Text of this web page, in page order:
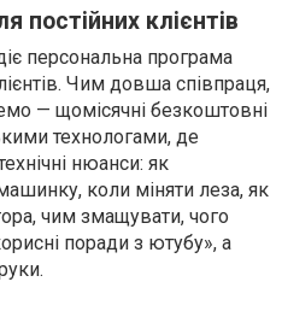
постійних клієнтів
персональна програма
Чим довша співпраця,
— щомісячні безкоштовні
технологами, де
нюанси: як
коли міняти леза, як
чим змащувати, чого
поради з ютубу», а